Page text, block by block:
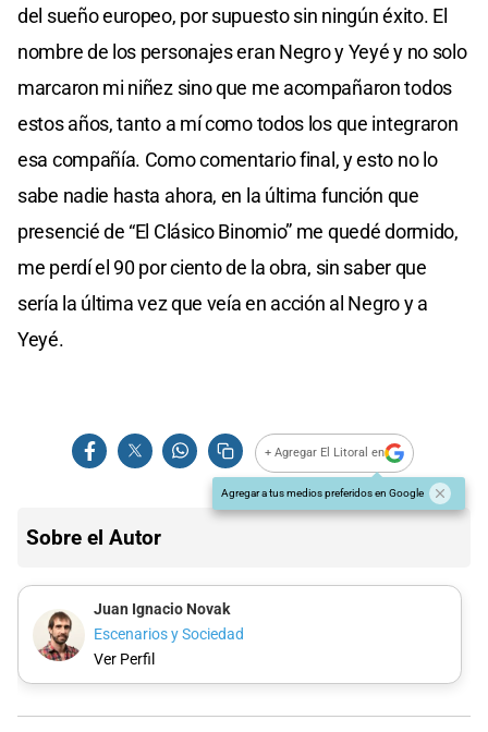
del sueño europeo, por supuesto sin ningún éxito. El
nombre de los personajes eran Negro y Yeyé y no solo
marcaron mi niñez sino que me acompañaron todos
estos años, tanto a mí como todos los que integraron
esa compañía. Como comentario final, y esto no lo
sabe nadie hasta ahora, en la última función que
presencié de “El Clásico Binomio” me quedé dormido,
me perdí el 90 por ciento de la obra, sin saber que
sería la última vez que veía en acción al Negro y a
Yeyé.
+ Agregar El Litoral en
Agregar a tus medios preferidos en Google
Sobre el Autor
Juan Ignacio Novak
Escenarios y Sociedad
Ver Perfil